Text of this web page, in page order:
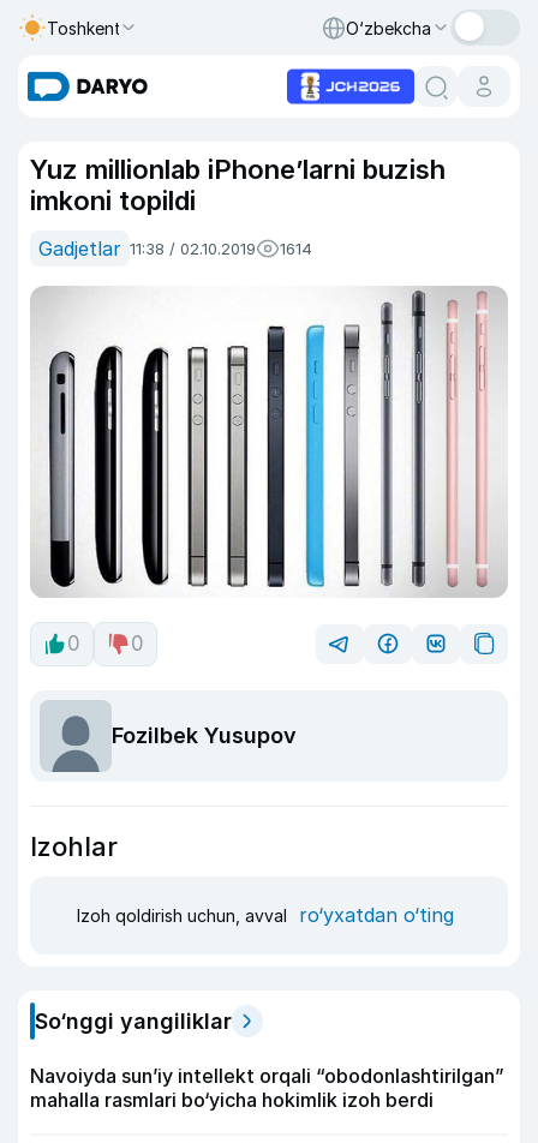
Toshkent O‘zbekcha
Yuz millionlab iPhone’larni buzish
imkoni topildi
Gadjetlar 11:38 / 02.10.2019 1614
0 0
Fozilbek Yusupov
Izohlar
Izoh qoldirish uchun, avval ro‘yxatdan o‘ting
So‘nggi yangiliklar
Navoiyda sun’iy intellekt orqali “obodonlashtirilgan”
mahalla rasmlari bo‘yicha hokimlik izoh berdi